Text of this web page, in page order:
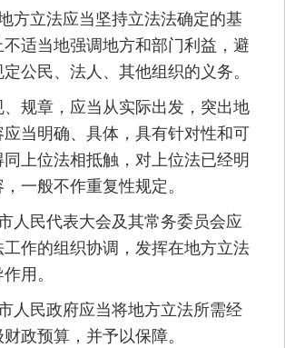
立法应当坚持立法法确定的基
适当地强调地方和部门利益，避
公民、法人、其他组织的义务。
章，应当从实际出发，突出地
当明确、具体，具有针对性和可
上位法相抵触，对上位法已经明
一般不作重复性规定。
民代表大会及其常务委员会应
作的组织协调，发挥在地方立法
用。
民政府应当将地方立法所需经
政预算，并予以保障。